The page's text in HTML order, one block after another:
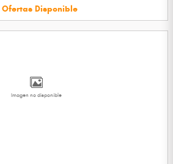
Ofertas Disponible
Imagen no disponible